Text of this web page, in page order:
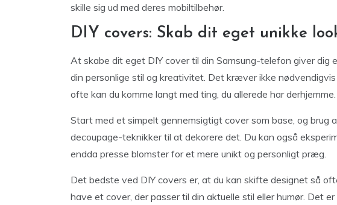
skille sig ud med deres mobiltilbehør.
DIY covers: Skab dit eget unikke
At skabe dit eget DIY cover til din Samsung-telefon giver dig
din personlige stil og kreativitet. Det kræver ikke
ofte kan du komme langt med ting, du allerede har derhjemme.
Start med et simpelt gennemsigtigt cover som base, og brug
decoupage-teknikker til at dekorere det. Du kan også
endda presse blomster for et mere unikt og personligt præg.
Det bedste ved DIY covers er, at du kan skifte designet så
have et cover, der passer til din aktuelle stil eller humør. Det